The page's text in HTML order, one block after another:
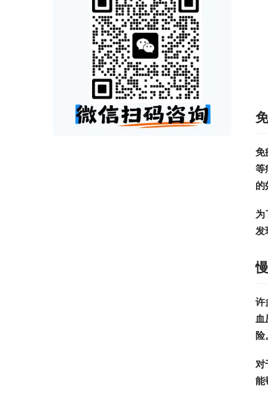
免
等
的
为
发
许
血
险
对
能